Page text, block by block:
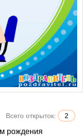
Всего открыток: 2